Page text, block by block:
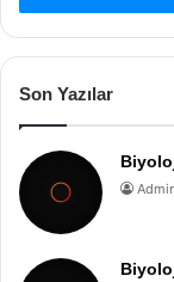
Son Yazılar